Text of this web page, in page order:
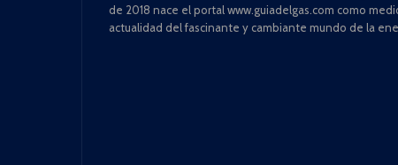
de 2018 nace el portal www.guiadelgas.com como
actualidad del fascinante y cambiante mundo de la